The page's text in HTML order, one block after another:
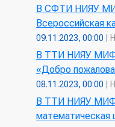
В СФТИ НИЯУ
Всероссийская
09.11.2023, 00:00
В ТТИ НИЯУ
«Добро
08.11.2023, 00:00
В ТТИ НИЯУ